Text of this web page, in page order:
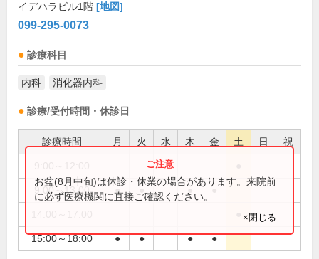
イデハラビル1階 [地図]
099-295-0073
診療科目
内科 消化器内科
診療/受付時間・休診日
診療時間 月 火 水 木 金 土 日 祝
9:00～13:00 ● ● ● ●
15:00～18:00 ● ● ● ●
お盆(8月中旬)は休診・休業の場合があります。来院前
に必ず医療機関に直接ご確認ください。
×閉じる